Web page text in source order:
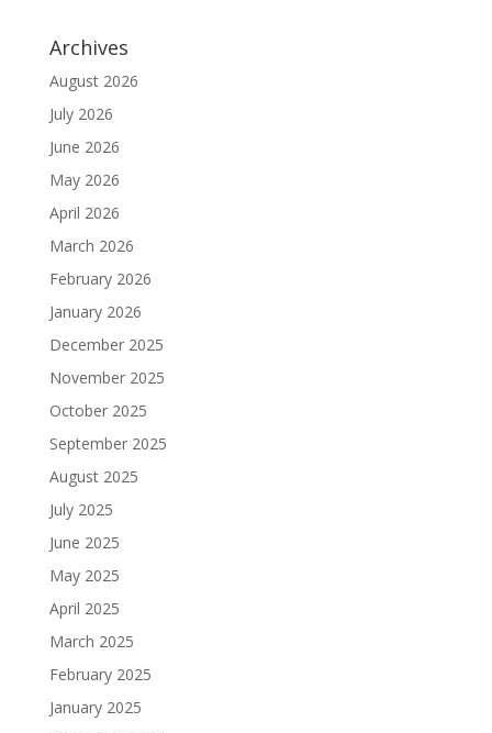
Archives
August 2026
July 2026
June 2026
May 2026
April 2026
March 2026
February 2026
January 2026
December 2025
November 2025
October 2025
September 2025
August 2025
July 2025
June 2025
May 2025
April 2025
March 2025
February 2025
January 2025